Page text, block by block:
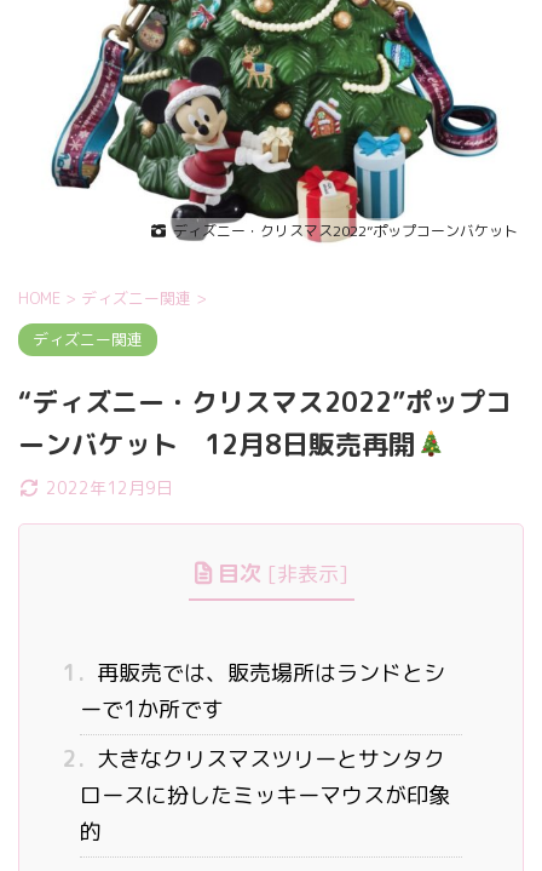
ディズニー・クリスマス2022”ポップコーンバケット
HOME > ディズニー関連 >
ディズニー関連
“ディズニー・クリスマス2022”ポップコ
ーンバケット 12月8日販売再開
2022年12月9日
目次 [非表示]
1. 再販売では、販売場所はランドとシ
ーで1か所です
2. 大きなクリスマスツリーとサンタク
ロースに扮したミッキーマウスが印象
的